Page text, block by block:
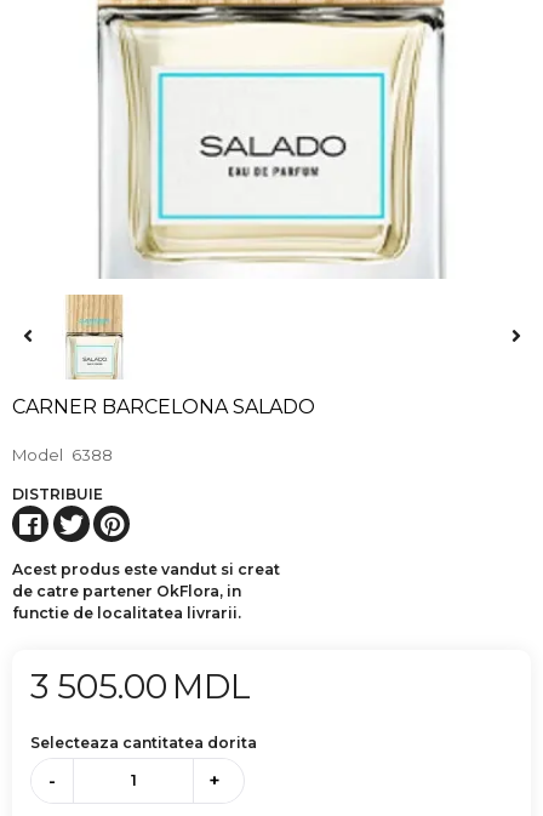
CARNER BARCELONA SALADO
Model 6388
DISTRIBUIE
Acest produs este vandut si creat
de catre partener OkFlora, in
functie de localitatea livrarii.
3 505.00 MDL
Selecteaza cantitatea dorita
- +